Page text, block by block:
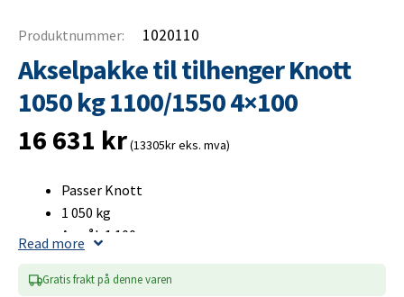
Produktnummer: 1020110
Akselpakke til tilhenger Knott
1050 kg 1100/1550 4×100
16 631 kr(13305kr eks. mva)
Passer Knott
1 050 kg
A-mål: 1 100 mm
Bultcirkel 4×100
Read more
Gratis frakt på denne varen